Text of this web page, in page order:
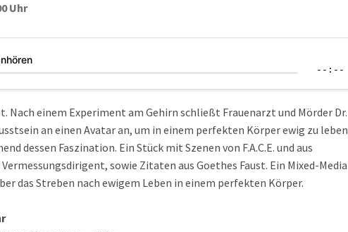
Uhr
--:--
Nach einem Experiment am Gehirn schließt Frauenarzt und Mörder Dr.
an einen Avatar an, um in einem perfekten Körper ewig zu leben
dessen Faszination. Ein Stück mit Szenen von F.A.C.E. und aus
sowie Zitaten aus Goethes Faust. Ein Mixed-Media
das Streben nach ewigem Leben in einem perfekten Körper.